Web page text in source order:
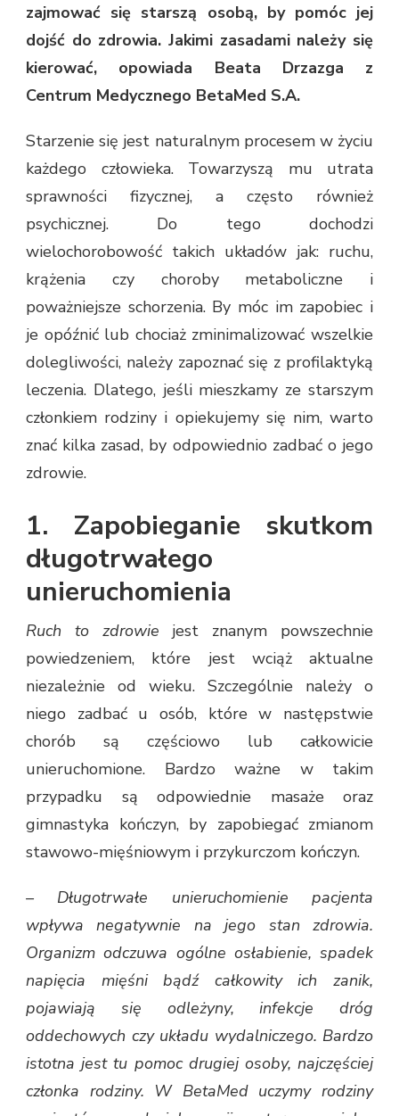
zajmować się starszą osobą, by pomóc jej
dojść do zdrowia. Jakimi zasadami należy się
kierować, opowiada Beata Drzazga z
Centrum Medycznego BetaMed S.A.
Starzenie się jest naturalnym procesem w życiu
każdego człowieka. Towarzyszą mu utrata
sprawności fizycznej, a często również
psychicznej. Do tego dochodzi
wielochorobowość takich układów jak: ruchu,
krążenia czy choroby metaboliczne i
poważniejsze schorzenia. By móc im zapobiec i
je opóźnić lub chociaż zminimalizować wszelkie
dolegliwości, należy zapoznać się z profilaktyką
leczenia. Dlatego, jeśli mieszkamy ze starszym
członkiem rodziny i opiekujemy się nim, warto
znać kilka zasad, by odpowiednio zadbać o jego
zdrowie.
1. Zapobieganie skutkom
długotrwałego
unieruchomienia
Ruch to zdrowie jest znanym powszechnie
powiedzeniem, które jest wciąż aktualne
niezależnie od wieku. Szczególnie należy o
niego zadbać u osób, które w następstwie
chorób są częściowo lub całkowicie
unieruchomione. Bardzo ważne w takim
przypadku są odpowiednie masaże oraz
gimnastyka kończyn, by zapobiegać zmianom
stawowo-mięśniowym i przykurczom kończyn.
–
Długotrwałe unieruchomienie pacjenta
wpływa negatywnie na jego stan zdrowia.
Organizm odczuwa ogólne osłabienie, spadek
napięcia mięśni bądź całkowity ich zanik,
pojawiają się odleżyny, infekcje dróg
oddechowych czy układu wydalniczego. Bardzo
istotna jest tu pomoc drugiej osoby, najczęściej
członka rodziny. W BetaMed uczymy rodziny